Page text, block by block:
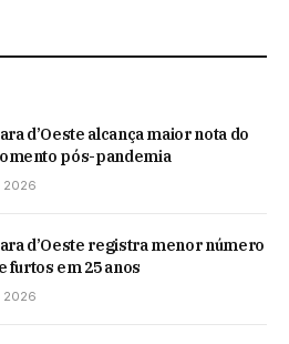
d’Oeste alcança maior nota do
pós-pandemia
2026
d’Oeste registra menor número
furtos em 25 anos
2026